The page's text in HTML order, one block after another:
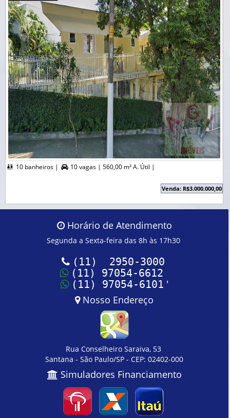
 10 banheiros |  10 vagas | 560,00 m² A. Útil |
Venda: R$3.000.000,00
Horário de Atendimento
Segunda a Sexta-feira das 8h às 17h30
(11) 2950-3000
(11) 97054-6612
(11) 97054-6101 '
Nosso Endereço
Rua Conselheiro Saraiva, 53
Santana - São Paulo/SP - CEP: 02402-000
Simuladores Financiamento